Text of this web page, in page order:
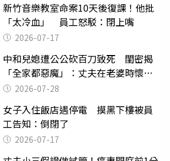
新竹音樂教室命案10天後復課！他批
「太冷血」 員工怒駁：閉上嘴
2026-07-17
中和兒媳遭公公砍百刀致死 閨密揭
「全家都惡魔」：丈夫在老婆時懷孕
摔東西
2026-07-28
女子入住飯店遇停電 摸黑下樓被員
工告知：倒閉了
2026-07-17